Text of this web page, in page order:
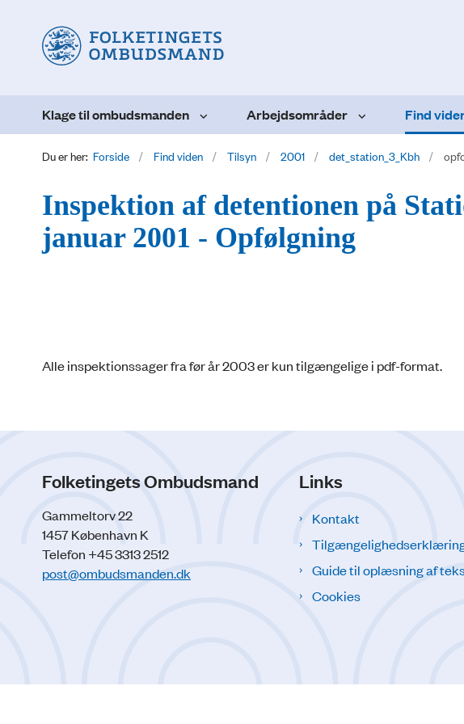
Klage til ombudsmanden Arbejdsområder Find
Du er her: Forside Find viden Tilsyn 2001 det_station_3_Kbh
Inspektion af detentionen på
januar 2001 - Opfølgning
Alle inspektionssager fra før år 2003 er kun tilgængelige i pdf-format.
Folketingets Ombudsmand
Gammeltorv 22
1457 København K
Telefon +45 3313 2512
post@ombudsmanden.dk
Links
Kontakt
Guide til oplæsning af
Cookies